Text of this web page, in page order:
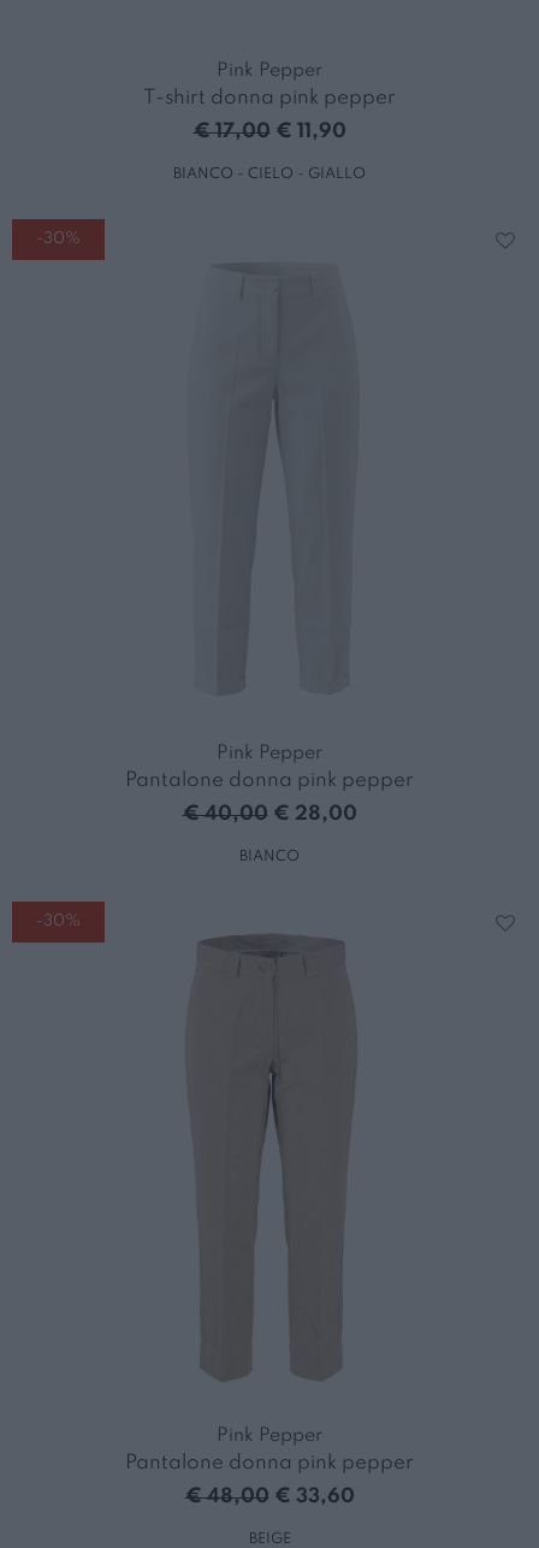
Pink Pepper
T-shirt donna pink pepper
€ 17,00 € 11,90
BIANCO - CIELO - GIALLO
-30%
Pink Pepper
Pantalone donna pink pepper
€ 40,00 € 28,00
BIANCO
-30%
Pink Pepper
Pantalone donna pink pepper
€ 48,00 € 33,60
BEIGE